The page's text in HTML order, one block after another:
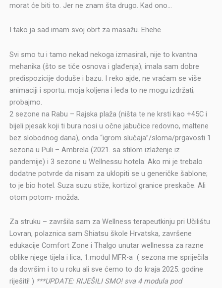
morat će biti to. Jer ne znam šta drugo. Kad ono…
I tako ja sad imam svoj obrt za masažu. Ehehe
Svi smo tu i tamo nekad nekoga izmasirali, nije to kvantna
mehanika (što se tiče osnova i glađenja); imala sam dobre
predispozicije doduše i bazu. I reko ajde, ne vraćam se više
animaciji i sportu; moja koljena i leđa to ne mogu izdržati;
probajmo.
2 sezone na Rabu – Rajska plaža (ništa te ne krsti kao +45C i
bijeli pjesak koji ti bura nosi u očne jabučice redovno, maltene
bez slobodnog dana), onda “igrom slučaja”/sloma/prgavosti 1
sezona u Puli – Ambrela (2021. sa stilom izlaženje iz
pandemije) i 3 sezone u Wellnessu hotela. Ako mi je trebalo
dodatne potvrde da nisam za uklopiti se u generičke šablone;
to je bio hotel. Suza suzu stiže, kortizol granice preskače. Ali
otom potom- možda.
Za struku – završila sam za Wellness terapeutkinju pri Učilištu
Lovran, polaznica sam Shiatsu škole Hrvatska, završene
edukacije Comfort Zone i Thalgo unutar wellnessa za razne
oblike njege tijela i lica, 1.modul MFR-a ( sezona me spriječila
da dovršim i to u roku ali sve ćemo to do kraja 2025. godine
riješiti! ) ***UPDATE: RIJEŠILI SMO! sva 4 modula pod